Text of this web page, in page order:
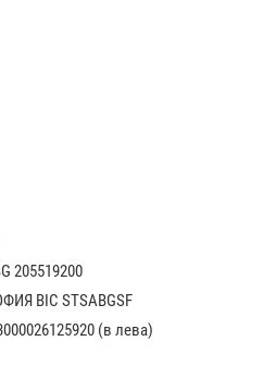
205519200
BIC STSABGSF
(в лева)